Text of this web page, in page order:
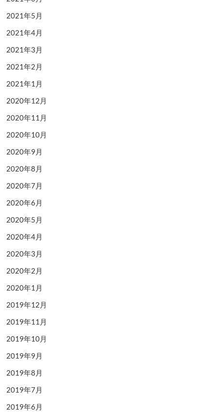
2021年5月
2021年4月
2021年3月
2021年2月
2021年1月
2020年12月
2020年11月
2020年10月
2020年9月
2020年8月
2020年7月
2020年6月
2020年5月
2020年4月
2020年3月
2020年2月
2020年1月
2019年12月
2019年11月
2019年10月
2019年9月
2019年8月
2019年7月
2019年6月